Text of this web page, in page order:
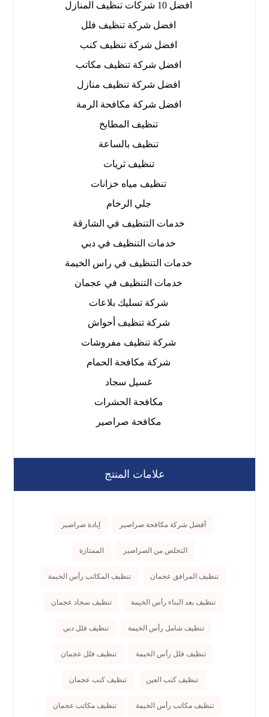
افضل 10 شركات تنظيف المنازل
افضل شركة تنظيف فلل
افضل شركة تنظيف كنب
افضل شركة تنظيف مكاتب
افضل شركة تنظيف منازل
افضل شركة مكافحة الرمة
تنظيف المطابخ
تنظيف بالساعة
تنظيف ثريات
تنظيف مياه خزانات
جلي الرخام
خدمات التنظيف في الشارقة
خدمات التنظيف في دبي
خدمات التنظيف في راس الخيمة
خدمات التنظيف في عجمان
شركة تسليك بلاعات
شركة تنظيف أحواش
شركة تنظيف مفروشات
شركة مكافحة الحمام
غسيل سجاد
مكافحة الحشرات
مكافحة صراصير
علامات المنتج
أفضل شركة مكافحة صراصير إبادة صراصير
التخلص من الصراصير الممتازة
تنظيف المرافق عجمان تنظيف المكاتب رأس الخيمة
تنظيف بعد البناء رأس الخيمة تنظيف سجاد عجمان
تنظيف شامل رأس الخيمة تنظيف فلل دبي
تنظيف فلل رأس الخيمة تنظيف فلل عجمان
تنظيف كنب العين تنظيف كنب عجمان
تنظيف مكاتب رأس الخيمة تنظيف مكاتب عجمان